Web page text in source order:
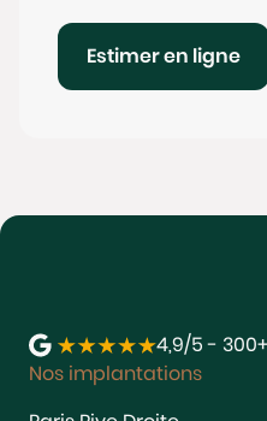
Estimer en ligne
4,9/5 -
Nos implantations